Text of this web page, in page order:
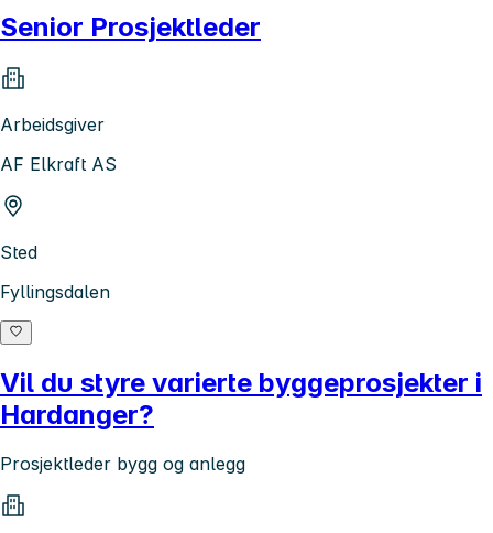
Senior Prosjektleder
Arbeidsgiver
AF Elkraft AS
Sted
Fyllingsdalen
Vil du styre varierte byggeprosjekter i
Hardanger?
Prosjektleder bygg og anlegg